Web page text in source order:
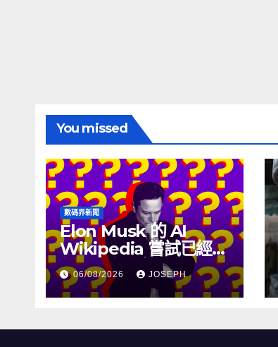
You missed
數碼界新聞
Elon Musk 的 AI
Wikipedia 嘗試已經幾
個月沒有更新了
06/08/2026 JOSEPH